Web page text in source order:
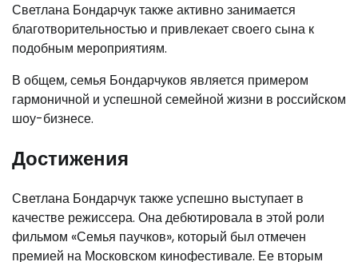
Светлана Бондарчук также активно занимается
благотворительностью и привлекает своего сына к
подобным мероприятиям.
В общем, семья Бондарчуков является примером
гармоничной и успешной семейной жизни в российском
шоу-бизнесе.
Достижения
Светлана Бондарчук также успешно выступает в
качестве режиссера. Она дебютировала в этой роли
фильмом «Семья паучков», который был отмечен
премией на Московском кинофестивале. Ее вторым